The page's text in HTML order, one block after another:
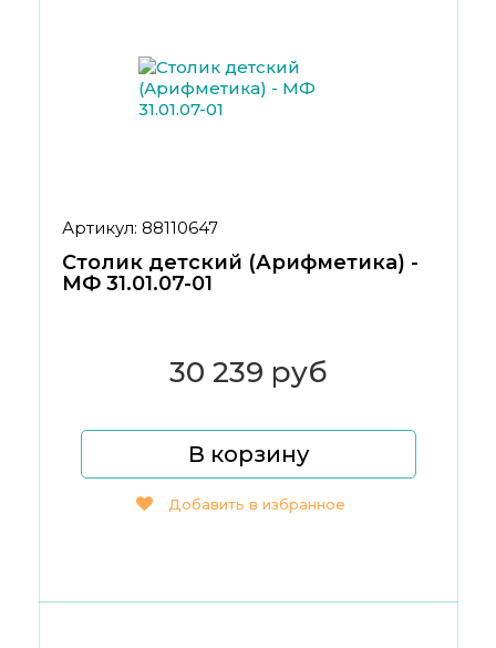
Артикул: 88110647
Столик детский (Арифметика) -
МФ 31.01.07-01
30 239 руб
В корзину
Добавить в избранное